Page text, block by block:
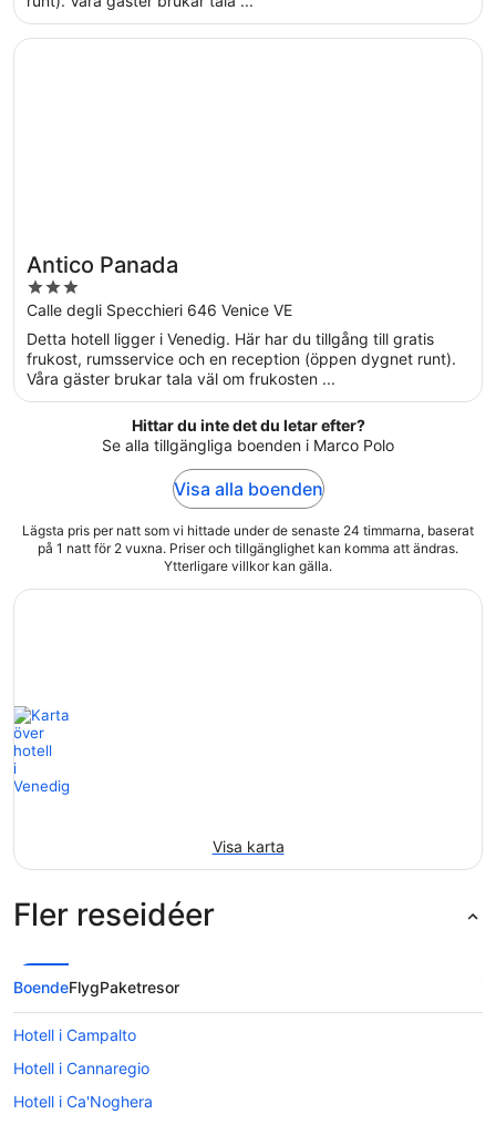
Antico Panada
3
out
of
5
Calle degli Specchieri 646 Venice VE
Detta hotell ligger i Venedig. Här har du tillgång till gratis
frukost, rumsservice och en reception (öppen dygnet runt).
Våra gäster brukar tala väl om frukosten ...
Öppnas i ett nytt fönster
Antico Panada
Hittar du inte det du letar efter?
Se alla tillgängliga boenden i Marco Polo
Visa alla boenden
Lägsta pris per natt som vi hittade under de senaste 24 timmarna, baserat
på 1 natt för 2 vuxna. Priser och tillgänglighet kan komma att ändras.
Ytterligare villkor kan gälla.
Visa karta
Fler reseidéer
BoendeFlygPaketresor
Hotell i Campalto
Hotell i Cannaregio
Hotell i Ca'Noghera